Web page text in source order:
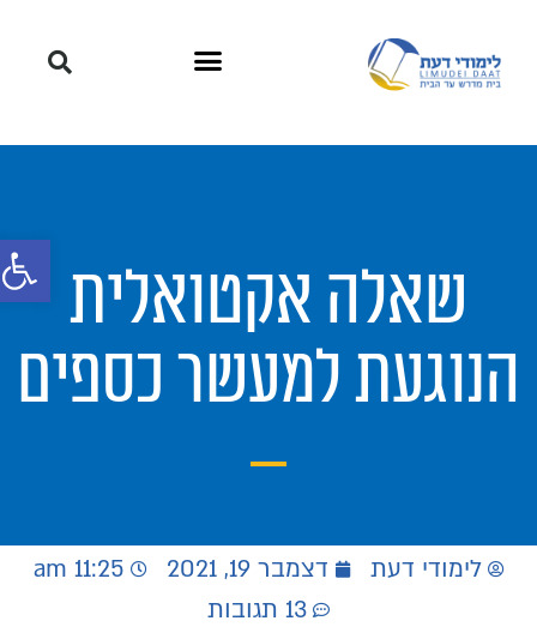
פתח
שאלה אקטואלית
הנוגעת למעשר כספים
לימודי דעת דצמבר 19, 2021
11:25 am
13 תגובות